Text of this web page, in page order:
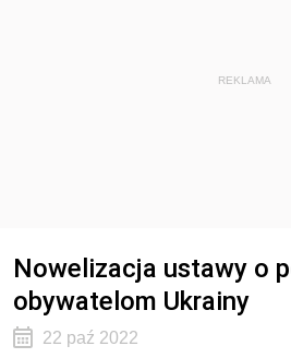
REKLAMA
Nowelizacja ustawy o
obywatelom Ukrainy
22 paź 2022